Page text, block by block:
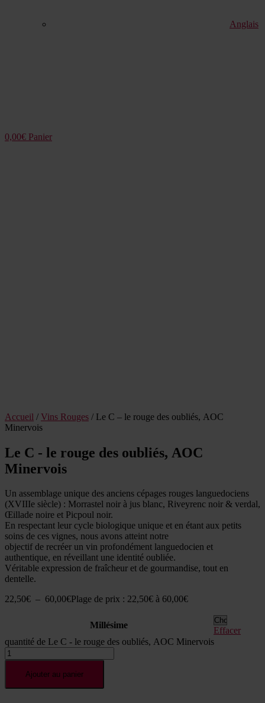
Anglais
0,00€ Panier
Accueil / Vins Rouges / Le C – le rouge des oubliés, AOC
Minervois
Le C - le rouge des oubliés, AOC
Minervois
Un assemblage unique des anciens cépages rouges languedociens
(XVIIIe siècle) : Morrastel noir à jus blanc, Riveyrenc noir & verdal,
Œillade noire et Picpoul noir.
En respectant leur cycle biologique unique et en étant aux petits
soins de ces vignes, nous avons atteint notre
objectif de recréer un vin profondément languedocien et
authentique, en réveillant une identité oubliée.
Véritable expression de fraîcheur et de gourmandise, tout en
dentelle.
22,50€ – 60,00€Plage de prix : 22,50€ à 60,00€
Millésime
Effacer
quantité de Le C - le rouge des oubliés, AOC Minervois
Ajouter au panier